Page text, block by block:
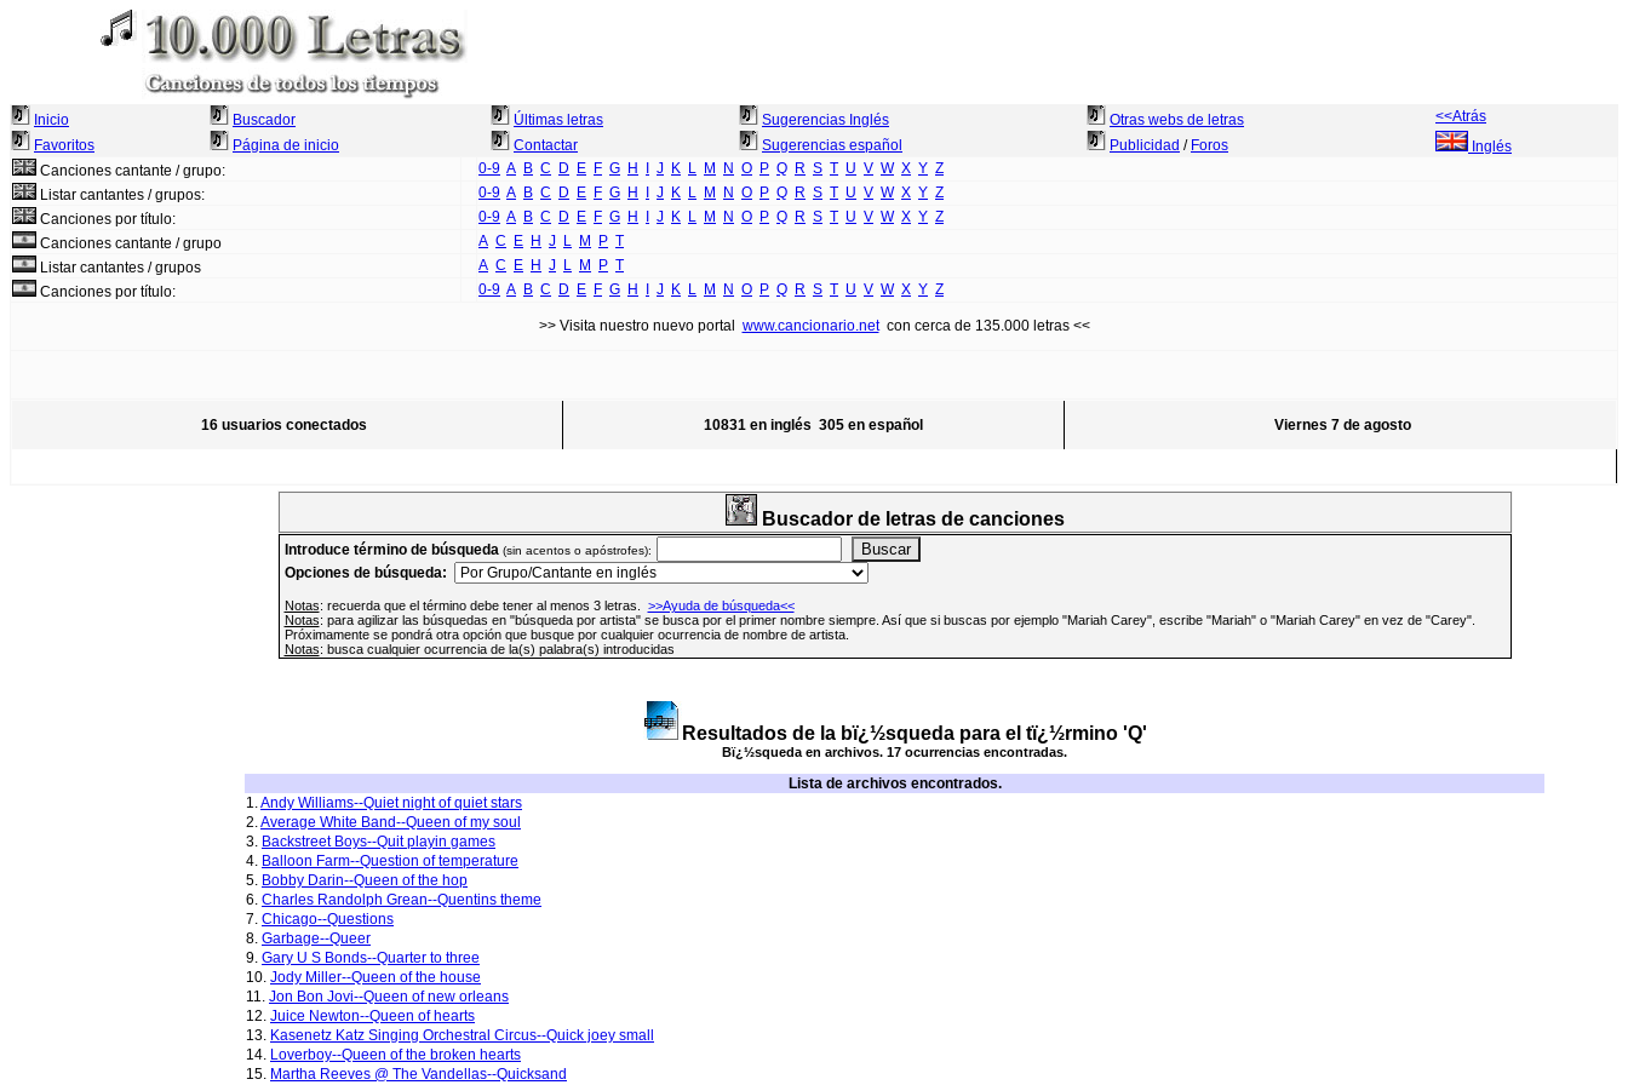
Inicio Buscador Últimas letras Sugerencias Inglés Otras webs de letras
<<Atrás
Favoritos
Página de inicio Contactar Sugerencias español Publicidad / Foros
Inglés
Canciones cantante / grupo:
0-9 A B C D E F G H J K L M N O P Q R S T U V W X Y Z
Listar cantantes / grupos:
0-9 A B C D E F G H J K L M N O P Q R S T U V W X Y Z
Canciones por título:
0-9 A B C D E F G H J K L M N O P Q R S T U V W X Y Z
Canciones cantante / grupo
A C E H J L M P T
Listar cantantes / grupos
A C E H J L M P T
Canciones por título:
0-9 A B C D E F G H J K L M N O P Q R S T U V W X Y Z
>> Visita nuestro nuevo portal www.cancionario.netcon cerca de 135.000 letras <<
16 usuarios conectados 10831 en inglés 305 en español Viernes 7 de agosto
Buscador de letras de canciones
Introduce término de búsqueda (sin acentos o apóstrofes):
Opciones de búsqueda:
Notas: recuerda que el término debe tener al menos 3 letras. >>Ayuda de búsqueda<<
Notas: para agilizar las búsquedas en "búsqueda por artista" se busca por el primer nombre siempre. Así que si buscas por ejemplo "Mariah Carey", escribe "Mariah" o "Mariah Carey" en vez de "Carey".
Próximamente se pondrá otra opción que busque por cualquier ocurrencia de nombre de artista.
Notas: busca cualquier ocurrencia de la(s) palabra(s) introducidas
Resultados de la bï¿½squeda para el tï¿½rmino 'Q'
Bï¿½squeda en archivos. 17 ocurrencias encontradas.
Lista de archivos encontrados.
1.Andy Williams--Quiet night of quiet stars
2.Average White Band--Queen of my soul
3. Backstreet Boys--Quit playin games
4. Balloon Farm--Question of temperature
5. Bobby Darin--Queen of the hop
6. Charles Randolph Grean--Quentins theme
7. Chicago--Questions
8. Garbage--Queer
9. Gary U S Bonds--Quarter to three
10. Jody Miller--Queen of the house
11. Jon Bon Jovi--Queen of new orleans
12. Juice Newton--Queen of hearts
13. Kasenetz Katz Singing Orchestral Circus--Quick joey small
14. Loverboy--Queen of the broken hearts
15. Martha Reeves @ The Vandellas--Quicksand